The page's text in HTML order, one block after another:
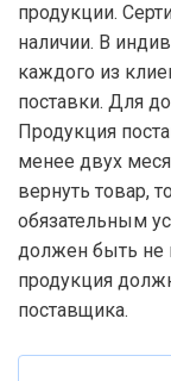
продукции.
наличии. В
каждого из
поставки. Для
Продукция
менее двух
вернуть товар,
обязательным
должен быть не
продукция
поставщика.